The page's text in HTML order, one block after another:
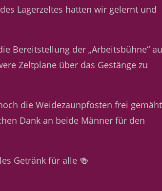
Lagerzeltes hatten wir gelernt und
Bereitstellung der „Arbeitsbühne“
Zeltplane über das Gestänge zu
die Weidezaunpfosten frei gemäht
Dank an beide Männer für den
Getränk für alle 🍻